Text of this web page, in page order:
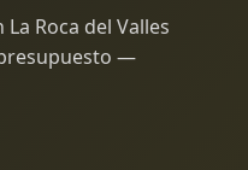
Roca del Valles
—